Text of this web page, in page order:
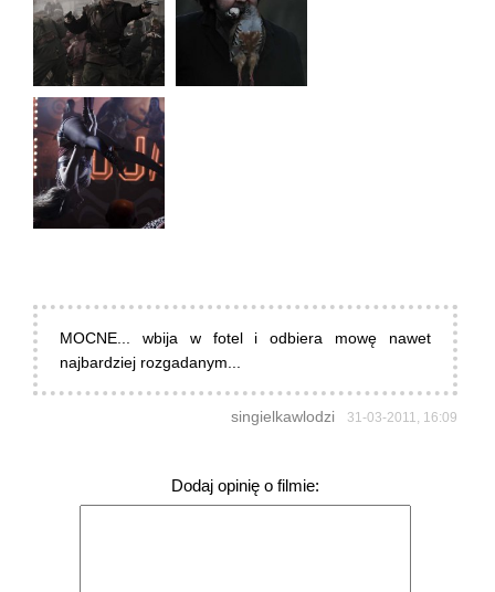
MOCNE... wbija w fotel i odbiera mowę nawet
najbardziej rozgadanym...
singielkawlodzi 31-03-2011, 16:09
Dodaj opinię o filmie: